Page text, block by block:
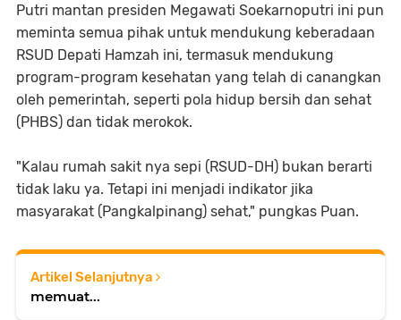
Putri mantan presiden Megawati Soekarnoputri ini pun
meminta semua pihak untuk mendukung keberadaan
RSUD Depati Hamzah ini, termasuk mendukung
program-program kesehatan yang telah di canangkan
oleh pemerintah, seperti pola hidup bersih dan sehat
(PHBS) dan tidak merokok.
"Kalau rumah sakit nya sepi (RSUD-DH) bukan berarti
tidak laku ya. Tetapi ini menjadi indikator jika
masyarakat (Pangkalpinang) sehat," pungkas Puan.
Artikel Selanjutnya
memuat...